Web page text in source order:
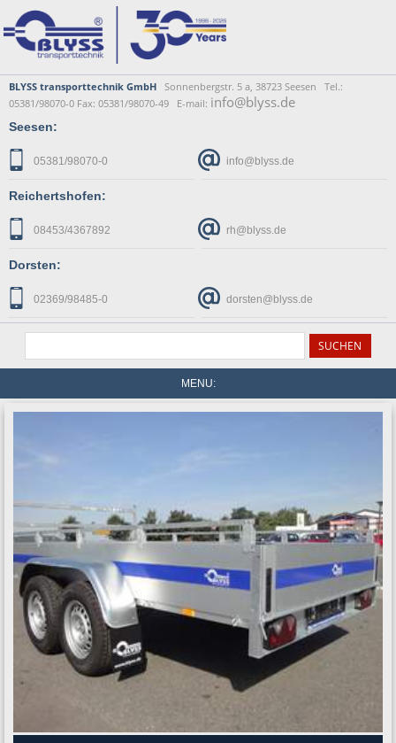
BLYSS transporttechnik GmbH Sonnenbergstr. 5 a, 38723 Seesen Tel.:
05381/98070-0 Fax: 05381/98070-49 E-mail: info@blyss.de
Seesen:
05381/98070-0 info@blyss.de
Reichertshofen:
08453/4367892 rh@blyss.de
Dorsten:
02369/98485-0 dorsten@blyss.de
MENU: